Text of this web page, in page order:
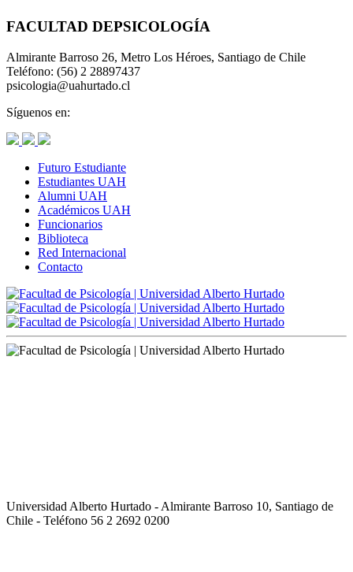
FACULTAD DEPSICOLOGÍA
Almirante Barroso 26, Metro Los Héroes, Santiago de Chile
Teléfono: (56) 2 28897437
psicologia@uahurtado.cl
Síguenos en:
Futuro Estudiante
Estudiantes UAH
Alumni UAH
Académicos UAH
Funcionarios
Biblioteca
Red Internacional
Contacto
Universidad Alberto Hurtado - Almirante Barroso 10, Santiago de
Chile - Teléfono 56 2 2692 0200